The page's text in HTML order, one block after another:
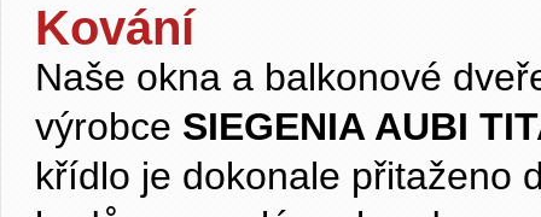
Kování
Naše okna a balkonové
výrobce SIEGENIA AUBI
křídlo je dokonale přitaženo